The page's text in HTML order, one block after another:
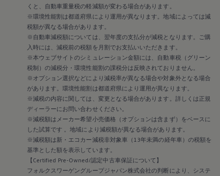
くと、自動車重量税の軽減額が変わる場合があります。
※環境性能割は都道府県により運用が異なります。地域によっては減
税額が異なる場合があります。
※自動車減税額については、翌年度の支払分が減税となります。ご購
入時には、減税前の税額を月割でお支払いいただきます。
※本ウェブサイトのシミュレーション金額には、自動車税（グリーン
税制）の減税分・環境性能割の課税分は反映されておりません。
※オプション選択などにより減税率が異なる場合や対象外となる場合
があります。環境性能割は都道府県により運用が異なります。
※減税の内容に関しては、変更となる場合があります。詳しくは正規
ディーラーにお問い合わせください。
※減税額はメーカー希望小売価格（オプションは含まず）をベースに
した試算です 。地域により減税額が異なる場合があります。
※減税額は新・エコカー減税非対象車（13年未満の経年車）の税額を
基準とした額を表示しています。
【Certified Pre-Owned/認定中古車保証について】
フォルクスワーゲングループジャパン株式会社の判断により、システ